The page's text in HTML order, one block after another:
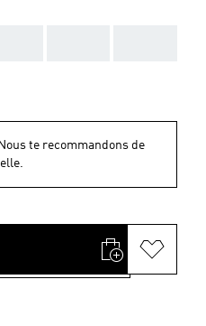
Nous te recommandons de